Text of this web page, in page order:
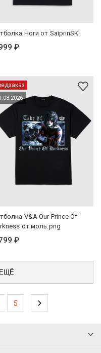
Ноги от SaiprinSK
₽
V&A Our Prince Of
от моль.png
₽
5